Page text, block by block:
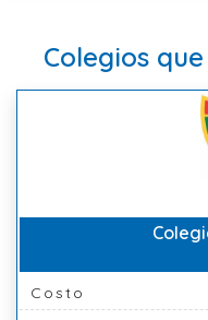
Colegios
Costo